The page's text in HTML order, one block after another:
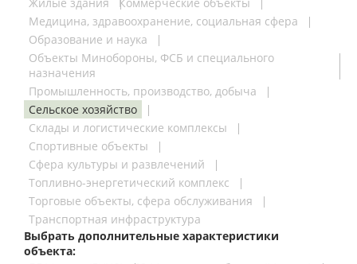
Медицина, здравоохранение, социальная сфера
Образование и наука
Объекты Минобороны, ФСБ и специального
назначения
Промышленность, производство, добыча
Сельское хозяйство
Склады и логистические комплексы
Спортивные объекты
Сфера культуры и развлечений
Топливно-энергетический комплекс
Торговые объекты, сфера обслуживания
Транспортная инфраструктура
Выбрать дополнительные характеристики
объекта: